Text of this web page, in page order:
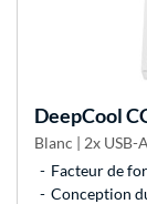
DeepCool
Blanc | 2x USB-
Facteur de
Conception